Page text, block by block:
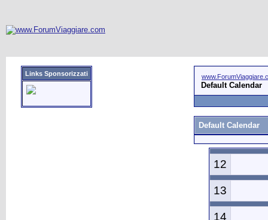
Links Sponsorizzati
Default Calendar
Default Calendar
12
13
14